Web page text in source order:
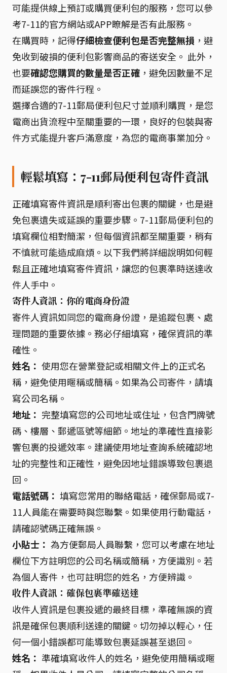
可能提供線上預訂或購買便利包的服務，您可以參
考7-11的官方網站或APP瞭解是否有此服務。
在購買時，記得仔細檢查便利包是否完整無損 ，避
免收到破損的便利包影響商品的寄送安全。 此外，
也要確認您購買的數量是否正確 ，避免因數量不足
而延誤您的寄件行程。
選擇合適的7-11郵局便利包尺寸並順利購買，是您
電商出貨流程中至關重要的一環，良好的包裝與寄
件方式能提升客戶滿意度，為您的電商事業加分。
輕鬆填寫：7-11郵局便利包寄件資訊
正確填寫寄件資訊是順利寄出包裹的關鍵，也是避
免包裹遺失或延誤的重要步驟。7-11郵局便利包的
填寫欄位相對簡潔，但每個資訊都至關重要，稍有
不慎就可能造成麻煩。以下我們將詳細說明如何輕
鬆且正確地填寫寄件資訊，讓您的包裹準時送達收
件人手中。
寄件人資訊：你的電商身份證
寄件人資訊如同您的電商身份證，是追蹤包裹、處
理問題的重要依據。務必仔細填寫，確保資訊的準
確性。
姓名： 使用您在營業登記或相關文件上的正式名
稱，避免使用暱稱或簡稱。如果為公司寄件，請填
寫公司名稱。
地址： 完整填寫您的公司地址或住址，包含門牌號
碼、樓層、郵遞區號等細節。地址的準確性直接影
響包裹的投遞效率。建議使用地址查詢系統確認地
址的完整性和正確性，避免因地址錯誤導致包裹退
回。
電話號碼： 填寫您常用的聯絡電話，確保郵局或7-
11人員能在需要時與您聯繫。如果使用行動電話，
請確認號碼正確無誤。
小貼士： 為方便郵局人員聯繫，您可以考慮在地址
欄位下方註明您的公司名稱或簡稱，方便識別。若
為個人寄件，也可註明您的姓名，方便辨識。
收件人資訊：確保包裹準確送達
收件人資訊是包裹投遞的最終目標，準確無誤的資
訊是確保包裹順利送達的關鍵。切勿掉以輕心，任
何一個小錯誤都可能導致包裹延誤甚至退回。
姓名： 準確填寫收件人的姓名，避免使用簡稱或暱